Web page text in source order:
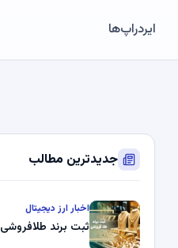
ایردراپ‌ها
جدیدترین مطالب
اخبار ارز دیجیتال
ثبت برند طلافروشی